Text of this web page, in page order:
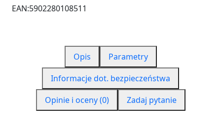
EAN:5902280108511
Opis
Parametry
Informacje dot. bezpieczeństwa
Opinie i oceny (0)
Zadaj pytanie